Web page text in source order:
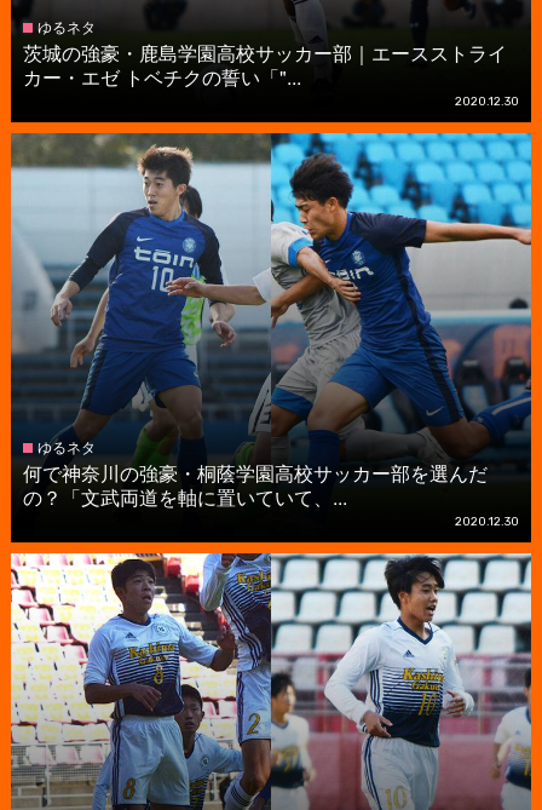
ゆるネタ
茨城の強豪・鹿島学園高校サッカー部｜エースストライ
カー・エゼ トベチクの誓い「"...
2020.12.30
ゆるネタ
何で神奈川の強豪・桐蔭学園高校サッカー部を選んだ
の？「文武両道を軸に置いていて、...
2020.12.30